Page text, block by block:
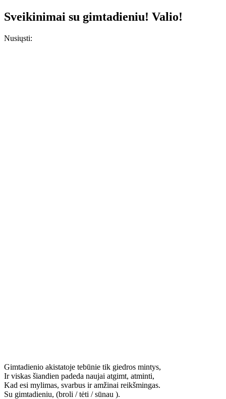
Sveikinimai su gimtadieniu! Valio!
Nusiųsti:
Gimtadienio akistatoje tebūnie tik giedros mintys,
Ir viskas šiandien padeda naujai atgimt, atminti,
Kad esi mylimas, svarbus ir amžinai reikšmingas.
Su gimtadieniu, (broli / tėti / sūnau ).